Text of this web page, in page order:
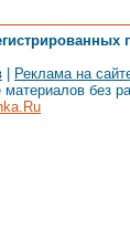
Реклама на
без